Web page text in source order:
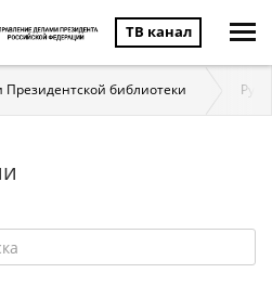
ТВ канал
Президентской библиотеки